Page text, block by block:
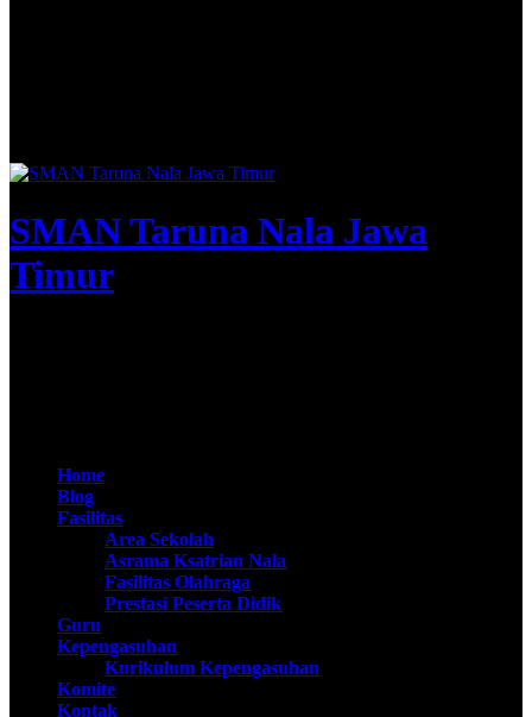
SMAN Taruna Nala Jawa
Timur
Home
Blog
Fasilitas
Area Sekolah
Asrama Ksatrian Nala
Fasilitas Olahraga
Prestasi Peserta Didik
Guru
Kepengasuhan
Kurikulum Kepengasuhan
Komite
Kontak